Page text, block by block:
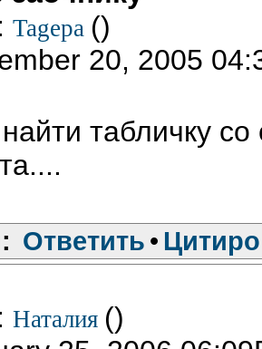
Tagepa ()
20, 2005
табличку
Ответить •
Наталия ()